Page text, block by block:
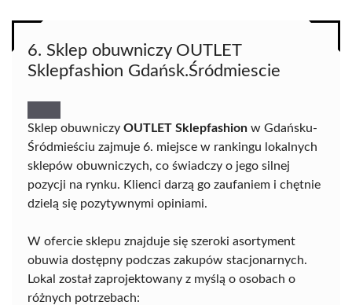
6. Sklep obuwniczy OUTLET
Sklepfashion Gdańsk.Śródmiescie
Sklep obuwniczy OUTLET Sklepfashion w Gdańsku-
Śródmieściu zajmuje 6. miejsce w rankingu lokalnych
sklepów obuwniczych, co świadczy o jego silnej
pozycji na rynku. Klienci darzą go zaufaniem i chętnie
dzielą się pozytywnymi opiniami.
W ofercie sklepu znajduje się szeroki asortyment
obuwia dostępny podczas zakupów stacjonarnych.
Lokal został zaprojektowany z myślą o osobach o
różnych potrzebach: